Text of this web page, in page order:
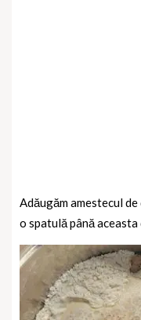
Adăugăm amestecul
o spatulă până